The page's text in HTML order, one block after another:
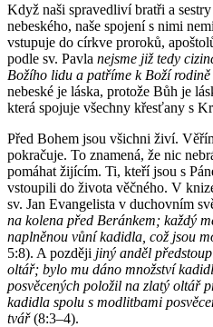
Když naši spravedliví bratři a
nebeského, naše spojení s nimi
vstupuje do církve proroků,
podle sv. Pavla nejsme již tedy
Božího lidu a patříme k Boží rodině
nebeské je láska, protože Bůh je
která spojuje všechny křesťany s
Před Bohem jsou všichni živí.
pokračuje. To znamená, že nic
pomáhat žijícím. Ti, kteří jsou s
vstoupili do života věčného. V
sv. Jan Evangelista v duchovním
na kolena před Beránkem; každý
naplněnou vůní kadidla, což jsou
5:8). A později jiný anděl
oltář; bylo mu dáno množství
posvěcených položil na zlatý oltář
kadidla spolu s modlitbami
tvář(8:3–4).